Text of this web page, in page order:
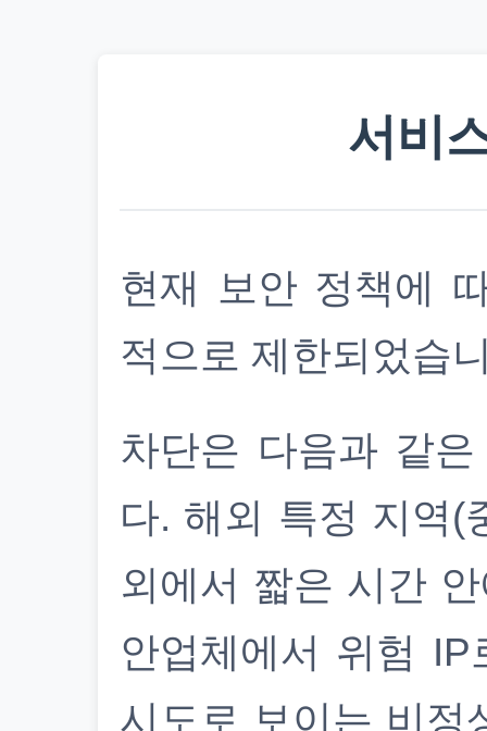
서비
현재 보안 정책에
적으로 제한되었습
차단은 다음과 같
다. 해외 특정 지역(
외에서 짧은 시간
안업체에서 위험
시도로 보이는 비정